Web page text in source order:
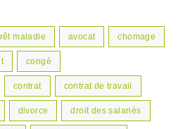
maladie avocat chomage
congé
contrat contrat de travail
divorce droit des salariés